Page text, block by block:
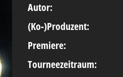
Autor:
(Ko-)Produzent:
Premiere:
Tourneezeitraum: